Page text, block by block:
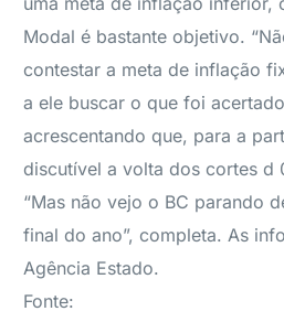
Modal é bastante objetivo.
contestar a meta de inflação
a ele buscar o que foi
acrescentando que, para a
discutível a volta dos cortes d
“Mas não vejo o BC parando
final do ano”, completa. As
Agência Estado.
Fonte: